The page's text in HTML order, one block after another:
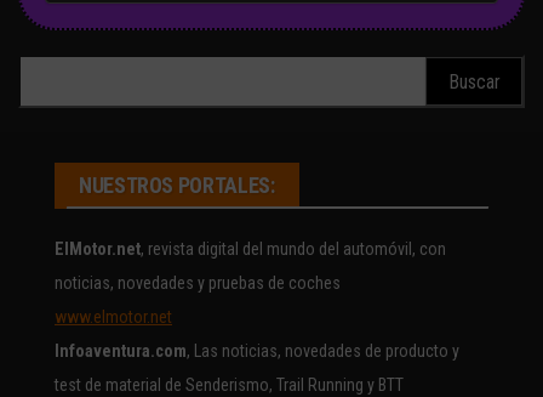
NUESTROS PORTALES:
ElMotor.net, revista digital del mundo del automóvil, con
noticias, novedades y pruebas de coches
www.elmotor.net
Infoaventura.com, Las noticias, novedades de producto y
test de material de Senderismo, Trail Running y BTT